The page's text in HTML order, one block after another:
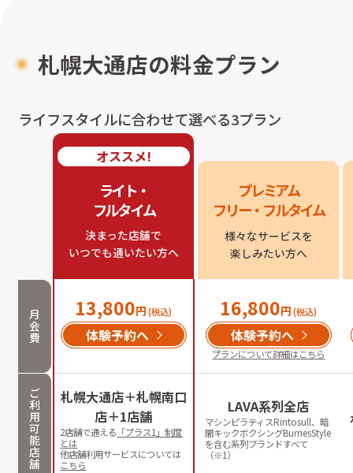
札幌大通店の料金プラン
ライフスタイルに合わせて選べる3プラン
オススメ!
ライト・
フルタイム
決まった店舗で
いつでも通いたい方へ
プレミアム
フリー・フルタイム
様々なサービスを
楽しみたい方へ
月
会
費
13,800円 (税込)
体験予約へ
16,800円 (税込)
体験予約へ
プランについて詳細はこちら
ご
利
用
可
能
店
舗
札幌大通店＋札幌南口
店＋1店舗
2店舗で通える 「プラス1」制度
とは
他店舗利用サービスについては
こちら
LAVA系列全店
マシンピラティスRintosull、暗
闇キックボクシングBurnesStyle
を含む系列ブランドすべて
（※1）